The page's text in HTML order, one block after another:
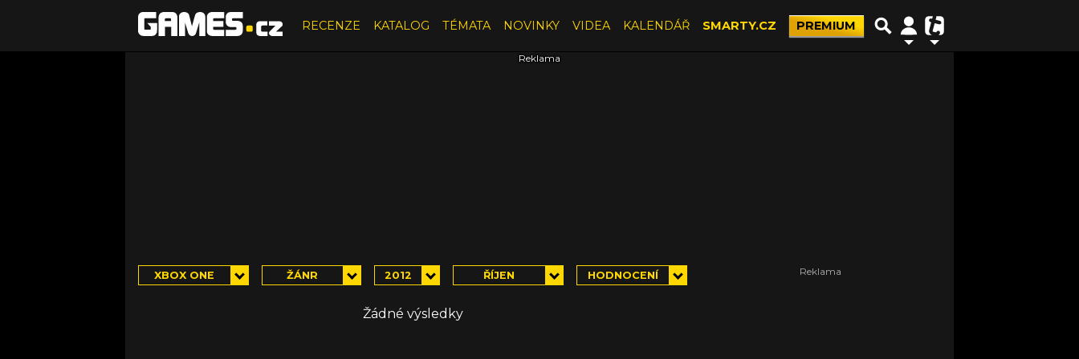
RECENZE KATALOG TÉMATA NOVINKY VIDEA KALENDÁŘ SMARTY.CZ PREMIUM
XBOX ONE ŽÁNR 2012 ŘÍJEN HODNOCENÍ
Žádné výsledky